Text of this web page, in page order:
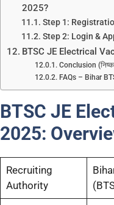
2025?
Step 1:
Step 2: Login &
BTSC JE Electrical
Conclusion
FAQs – Bihar
BTSC JE
2025:
Recruiting
Authority